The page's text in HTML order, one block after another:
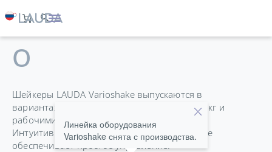
VARIOSHAKE VS 15
O
Шейкеры LAUDA Varioshake выпускаются в
вариантах с грузоподъемностью от 8 до 30 кг и
рабочими поверхностями до 676 x 540 мм.
Интуитивно понятное цифровое управление
обеспечивает простое управление.
Линейка оборудования
Varioshake снята с производства.